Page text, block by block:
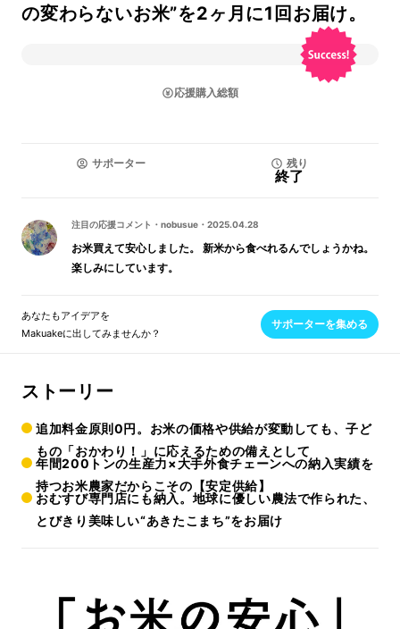
の変わらないお米”を2ヶ月に1回お届け。
応援購入総額
サポーター 残り
終了
注目の応援コメント ・ nobusue ・ 2025.04.28
お米買えて安心しました。 新米から食べれるんでしょうかね。
楽しみにしています。
あなたもアイデアを
Makuakeに出してみませんか？
サポーターを集める
ストーリー
追加料金原則0円。お米の価格や供給が変動しても、子ど
もの「おかわり！」に応えるための備えとして
年間200トンの生産力×大手外食チェーンへの納入実績を
持つお米農家だからこその【安定供給】
おむすび専門店にも納入。地球に優しい農法で作られた、
とびきり美味しい“あきたこまち”をお届け